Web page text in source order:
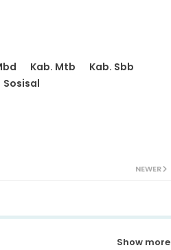
Kab. Mtb
Kab. Sbb
Sosisal
NEWER
Show more